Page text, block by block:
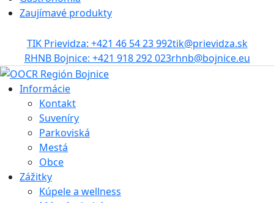
Zaujímavé produkty
TIK Prievidza: +421 46 54 23 992tik@prievidza.sk
RHNB Bojnice: +421 918 292 023rhnb@bojnice.eu
Informácie
Kontakt
Suveníry
Parkoviská
Mestá
Obce
Zážitky
Kúpele a wellness